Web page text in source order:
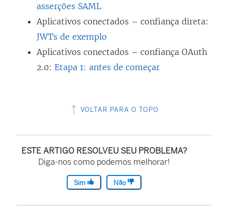
asserções SAML
Aplicativos conectados – confiança direta:
JWTs de exemplo
Aplicativos conectados – confiança OAuth
2.0: Etapa 1: antes de começar
VOLTAR PARA O TOPO
ESTE ARTIGO RESOLVEU SEU PROBLEMA?
Diga-nos como podemos melhorar!
Sim Não